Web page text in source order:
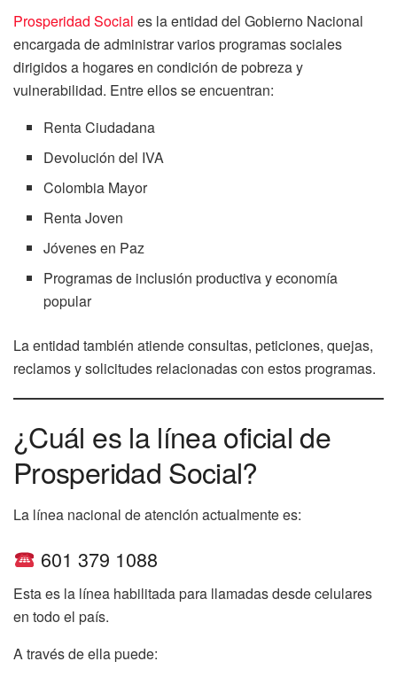
Prosperidad Social es la entidad del Gobierno Nacional
encargada de administrar varios programas sociales
dirigidos a hogares en condición de pobreza y
vulnerabilidad. Entre ellos se encuentran:
Renta Ciudadana
Devolución del IVA
Colombia Mayor
Renta Joven
Jóvenes en Paz
Programas de inclusión productiva y economía
popular
La entidad también atiende consultas, peticiones, quejas,
reclamos y solicitudes relacionadas con estos programas.
¿Cuál es la línea oficial de
Prosperidad Social?
La línea nacional de atención actualmente es:
601 379 1088
Esta es la línea habilitada para llamadas desde celulares
en todo el país.
A través de ella puede: